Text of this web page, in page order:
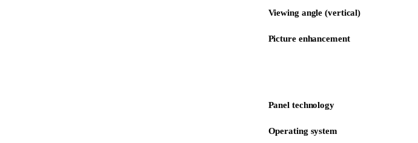
Viewing angle (vertical)
Picture enhancement
Panel technology
Operating system